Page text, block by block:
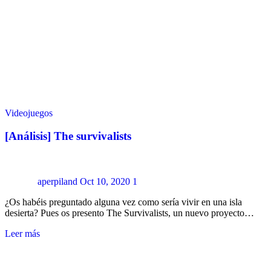
Videojuegos
[Análisis] The survivalists
aperpiland Oct 10, 2020 1
¿Os habéis preguntado alguna vez como sería vivir en una isla
desierta? Pues os presento The Survivalists, un nuevo proyecto…
Leer más